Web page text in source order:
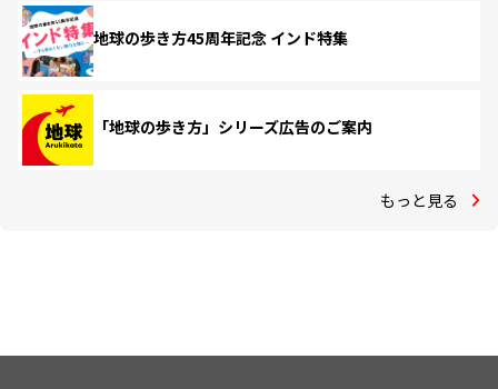
地球の歩き方45周年記念 インド特集
「地球の歩き方」シリーズ広告のご案内
もっと見る